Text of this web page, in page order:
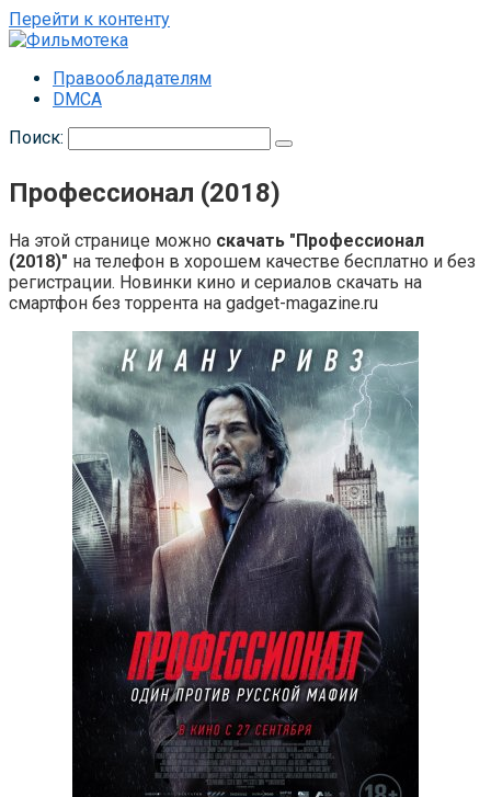
Перейти к контенту
Правообладателям
DMCA
Поиск:
Профессионал (2018)
На этой странице можно скачать "Профессионал
(2018)" на телефон в хорошем качестве бесплатно и без
регистрации. Новинки кино и сериалов скачать на
смартфон без торрента на gadget-magazine.ru